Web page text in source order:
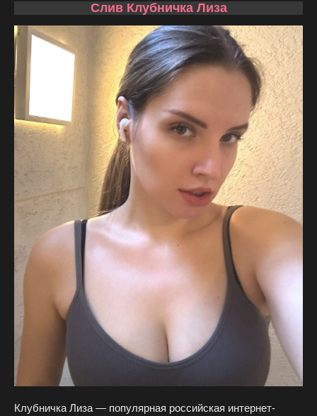
Слив Клубничка Лиза
Клубничка Лиза — популярная российская интернет-